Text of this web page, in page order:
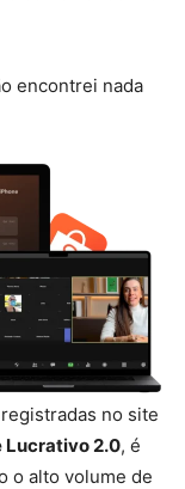
encontrei nada
no site
Lucrativo 2.0, é
o alto volume de